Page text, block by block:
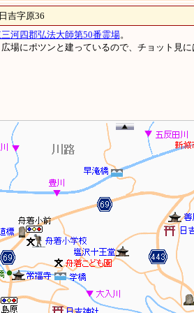
字原36
河四郡弘法大師第50番霊場。
場にポツンと建っているので、チョット見